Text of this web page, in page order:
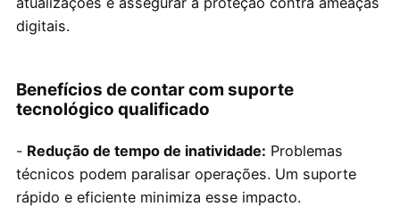
digitais.
Benefícios de contar com suporte
tecnológico qualificado
- Redução de tempo de inatividade: Problemas
técnicos podem paralisar operações. Um suporte
rápido e eficiente minimiza esse impacto.